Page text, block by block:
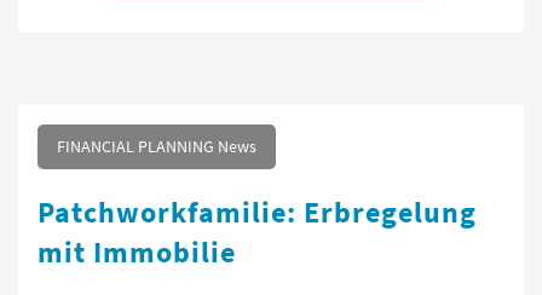
FINANCIAL PLANNING News
Patchworkfamilie: Erbregelung
mit Immobilie